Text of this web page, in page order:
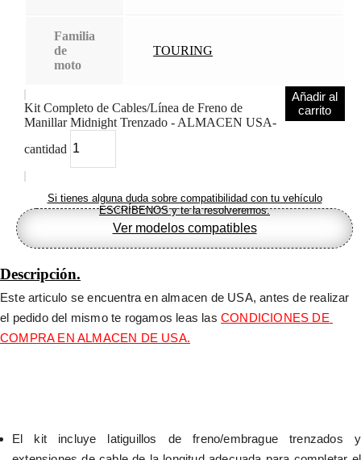
Familia
de
moto
TOURING
Kit Completo de Cables/Línea de Freno de
Manillar Midnight Trenzado - ALMACEN USA-
cantidad
Añadir al
carrito
Si tienes alguna duda sobre compatibilidad con tu vehículo
ESCRÍBENOS y te la resolveremos.
Ver modelos compatibles
Descripción.
Este articulo se encuentra en almacen de USA, antes de realizar
el pedido del mismo te rogamos leas las CONDICIONES DE
COMPRA EN ALMACEN DE USA.
El kit incluye latiguillos de freno/embrague trenzados y